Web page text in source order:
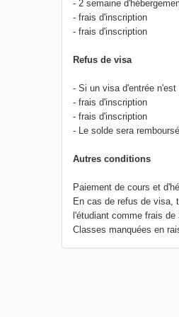
- 2 semaine
- frais d'inscription
- frais d'inscription
Refus de visa
- Si un visa d'entrée
- frais d'inscription
- frais d'inscription
- Le solde sera
Autres conditions
Paiement de cours et
En cas de refus de visa,
l'étudiant comme frais de
Classes manquées en